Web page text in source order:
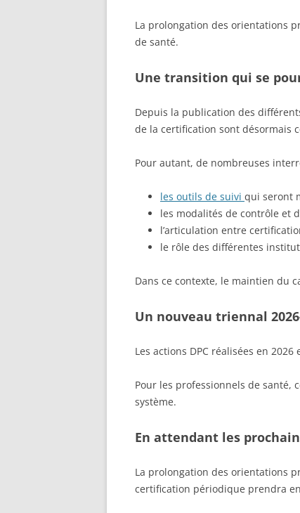
La prolongation des orientations
de santé.
Une transition qui se
Depuis la publication des
de la certification sont désormais
Pour autant, de nombreuses
les outils de suivi qui seront
les modalités de contrôle et
l’articulation entre
le rôle des différentes
Dans ce contexte, le maintien du
Un nouveau triennal
Les actions DPC réalisées en
Pour les professionnels de
système.
En attendant les
La prolongation des orientations
certification périodique prendra